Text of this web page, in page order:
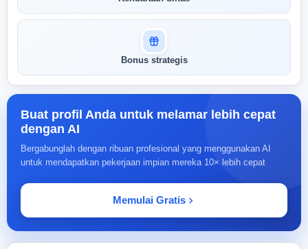
Bonus strategis
Buat profil Anda untuk melamar lebih cepat
dengan AI
Bergabunglah dengan ribuan profesional yang menggunakan AI
untuk mendapatkan pekerjaan impian mereka 10× lebih cepat
Memulai Gratis